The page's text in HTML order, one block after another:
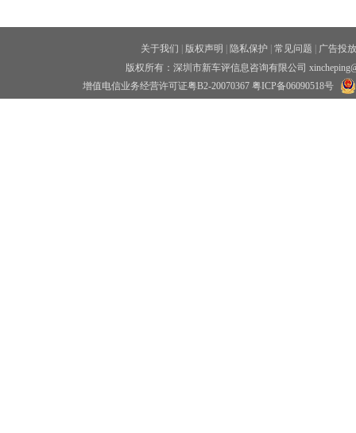
关于我们 版权声明 隐私保护 常见问题
广告投放
版权所有：深圳市新车评信息咨询有限公司
增值电信业务经营许可证粤B2-20070367 粤ICP备06090518号